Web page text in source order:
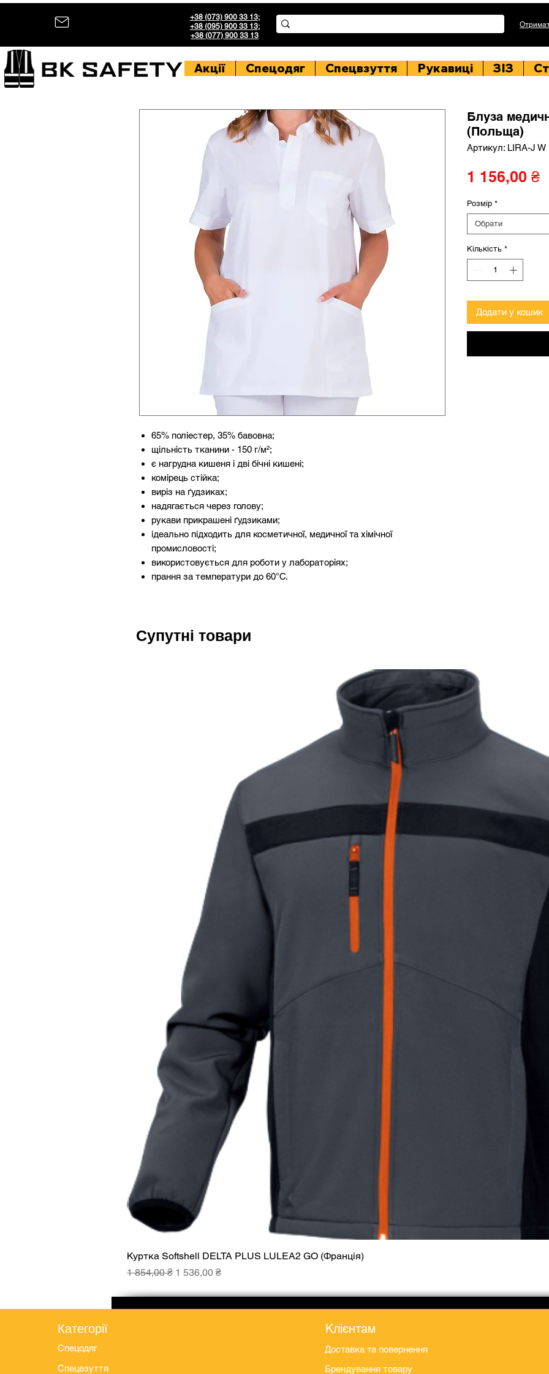
+38 (073) 900 33 13;
+38 (095) 900 33 13;
+38 (077) 900 33 13
Акції Спецодяг Спецвзуття Рукавиці ЗІЗ
65% поліестер, 35% бавовна;
щільність тканини - 150 г/м²;
є нагрудна кишеня і дві бічні кишені;
комірець стійка;
виріз на ґудзиках;
надягається через голову;
рукави прикрашені ґудзиками;
ідеально підходить для косметичної, медичної та хімічної
промисловості;
використовується для роботи у лабораторіях;
прання за температури до 60°С.
Блуза
(Польща)
Артикул: LIRA-J W
1 156,00 ₴
Розмір *
Обрати
Кількість *
Додати у кошик
Супутні товари
Куртка Softshell DELTA PLUS LULEA2 GO (Франція)
Звичайна ціна
1 854,00 ₴ За розпродажем
1 536,00 ₴
Категорії
Спецодяг
Спецвзуття
Клієнтам
Доставка та повернення
Брендування товару